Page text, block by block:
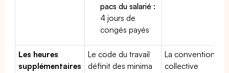
pacs du salarié :
4 jours de
congés payés
Les heures
supplémentaires
Le code du travail
définit des minima
La convention
collective